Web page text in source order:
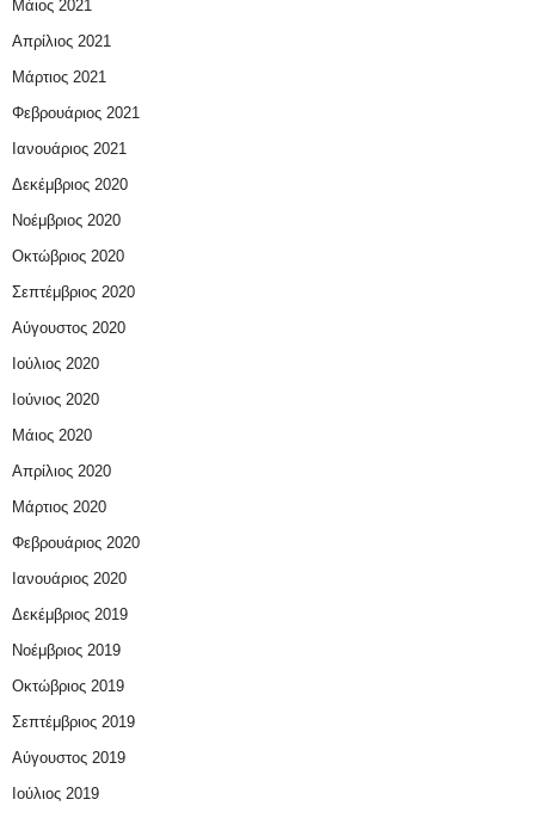
Μάιος 2021
Απρίλιος 2021
Μάρτιος 2021
Φεβρουάριος 2021
Ιανουάριος 2021
Δεκέμβριος 2020
Νοέμβριος 2020
Οκτώβριος 2020
Σεπτέμβριος 2020
Αύγουστος 2020
Ιούλιος 2020
Ιούνιος 2020
Μάιος 2020
Απρίλιος 2020
Μάρτιος 2020
Φεβρουάριος 2020
Ιανουάριος 2020
Δεκέμβριος 2019
Νοέμβριος 2019
Οκτώβριος 2019
Σεπτέμβριος 2019
Αύγουστος 2019
Ιούλιος 2019